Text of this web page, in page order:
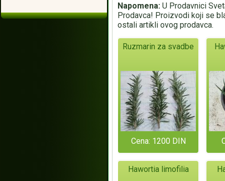
Napomena: U Prodavnici
Prodavca! Proizvodi koji se
ostali artikli ovog prodavca.
Ruzmarin za svadbe
Cena: 1200 DIN
Hawortia limofilia